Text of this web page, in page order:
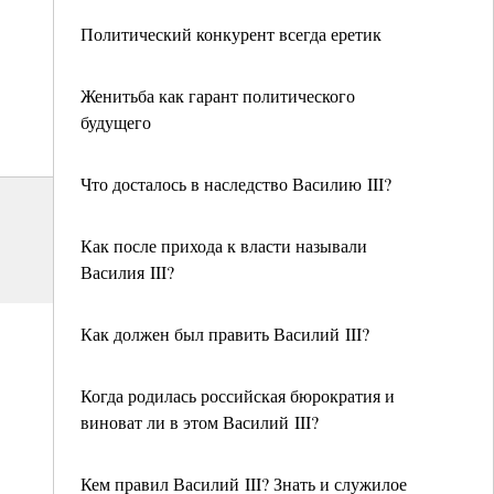
Политический конкурент всегда еретик
Женитьба как гарант политического
будущего
Что досталось в наследство Василию III?
Как после прихода к власти называли
Василия III?
Как должен был править Василий III?
Когда родилась российская бюрократия и
виноват ли в этом Василий III?
Кем правил Василий III? Знать и служилое